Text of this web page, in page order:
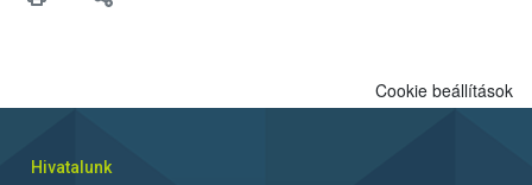
Cookie beállítások
Hivatalunk